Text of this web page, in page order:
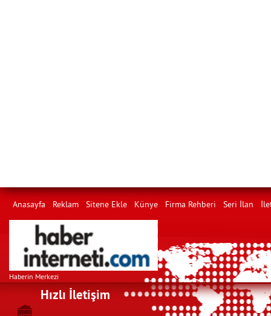
Anasayfa Reklam Sitene Ekle Künye Firma Rehberi Seri İlan
Haberin Merkezi
Hızlı İletişim